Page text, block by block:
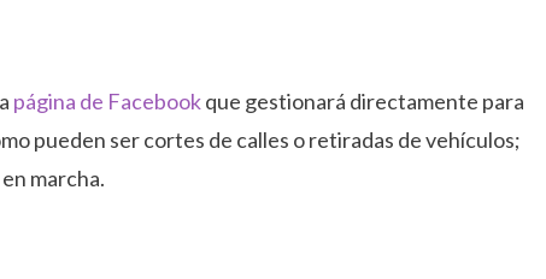
página de Facebookque gestionará directamente para
pueden ser cortes de calles o retiradas de vehículos;
marcha.